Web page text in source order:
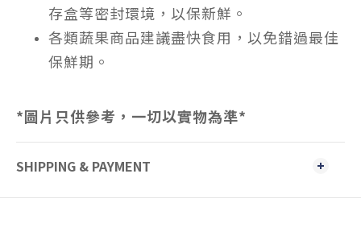
存盒等密封環境，以保新鮮。
各類蔬果商品建議盡快食用，以免錯過最佳
保鮮期。
*圖片只供參考，一切以實物為準*
SHIPPING & PAYMENT